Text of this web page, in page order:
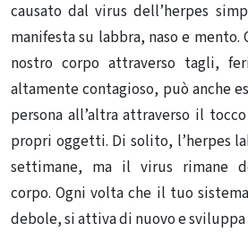
causato dal virus dell’herpes
manifesta su labbra, naso e
nostro corpo attraverso tagli,
altamente contagioso, può anche
persona all’altra attraverso il
propri oggetti. Di solito, l’herpes
settimane, ma il virus rimane
corpo. Ogni volta che il tuo
debole, si attiva di nuovo e